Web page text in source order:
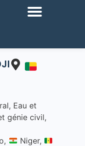
, Eau et
génie civil,
Niger,